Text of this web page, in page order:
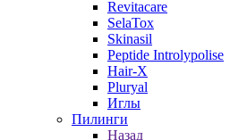
Revitacare
SelaTox
Skinasil
Peptide Introlypolise
Hair-X
Pluryal
Иглы
Пилинги
Назад